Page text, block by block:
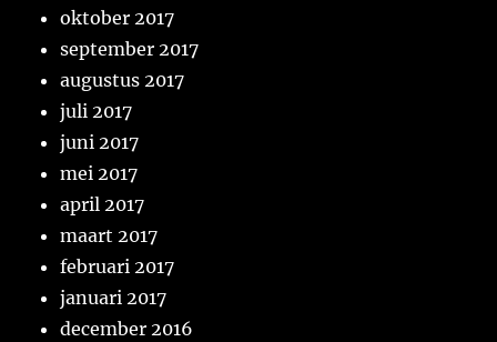
oktober 2017
september 2017
augustus 2017
juli 2017
juni 2017
mei 2017
april 2017
maart 2017
februari 2017
januari 2017
december 2016